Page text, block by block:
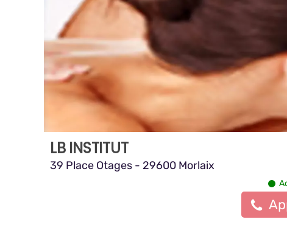
LB INSTITUT
39 Place Otages - 29600 Morlaix